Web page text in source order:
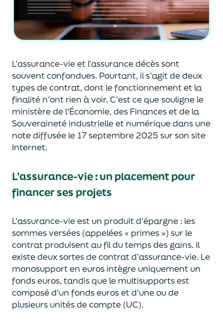
L’assurance-vie et l’assurance décès sont
souventconfondues. Pourtant, il s’agit de deux
types de contrat, dont le fonctionnement et la
finalité n’ont rien à voir. C’est ce que souligne le
ministère de l'Économie, des Financeset de la
Souveraineté industrielle et numériquedans une
note diffusée le 17 septembre 2025 sur son site
Internet.
L’assurance-vie : un placement pour
financer ses projets
L’assurance-vie est un produit d’épargne : les
sommes versées (appelées « primes ») sur le
contrat produisent au fil du temps des gains. Il
existe deux sortesde contrat d’assurance-vie. Le
monosupport en euros intègre uniquement un
fonds euros, tandis que le multisupports est
composé d’un fonds euros et d’une ou de
plusieurs unités de compte (UC).